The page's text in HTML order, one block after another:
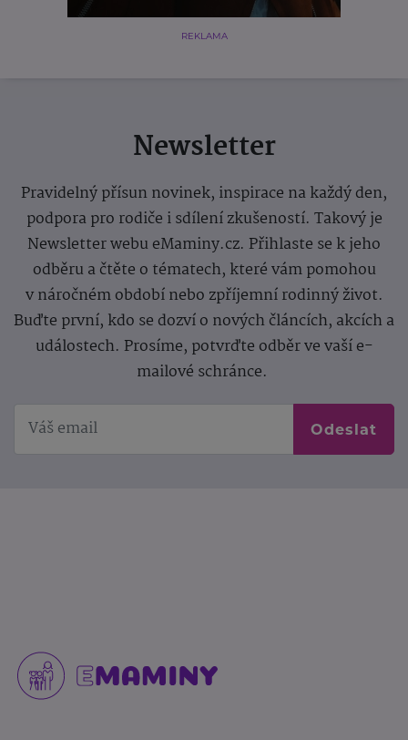
REKLAMA
Newsletter
Pravidelný přísun novinek, inspirace na každý den,
podpora pro rodiče i sdílení zkušeností. Takový je
Newsletter webu eMaminy.cz. Přihlaste se k jeho
odběru a čtěte o tématech, které vám pomohou
v náročném období nebo zpříjemní rodinný život.
Buďte první, kdo se dozví o nových článcích, akcích a
událostech. Prosíme, potvrďte odběr ve vaší e-
mailové schránce.
Odeslat